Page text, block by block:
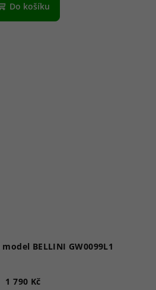
Do košíku
BELLINI GW0099L1
1 790 Kč